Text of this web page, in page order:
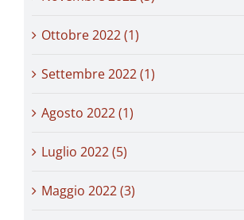
Ottobre 2022 (1)
Settembre 2022 (1)
Agosto 2022 (1)
Luglio 2022 (5)
Maggio 2022 (3)